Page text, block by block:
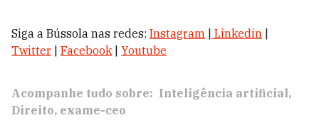
Siga a Bússola nas redes: Instagram Linkedin
Twitter
Facebook| Youtube
Acompanhe tudo sobre: Inteligência artificial
Direito exame-ceo